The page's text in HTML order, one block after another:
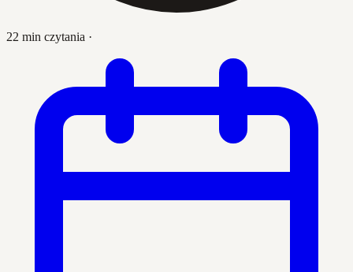
22 min czytania ·